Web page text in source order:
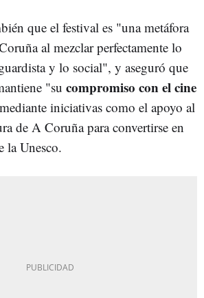
que el festival es "una metáfora
al mezclar perfectamente lo
y lo social", y aseguró que
"su compromiso con el cine
iniciativas como el apoyo al
de A Coruña para convertirse en
la Unesco.